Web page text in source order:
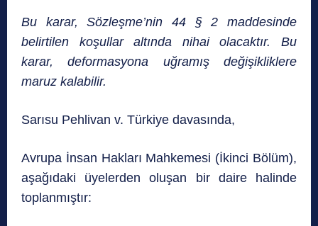
Bu karar, Sözleşme’nin 44 § 2 maddesinde
belirtilen koşullar altında nihai olacaktır. Bu
karar, deformasyona uğramış değişikliklere
maruz kalabilir.
Sarısu Pehlivan v. Türkiye davasında,
Avrupa İnsan Hakları Mahkemesi (İkinci Bölüm),
aşağıdaki üyelerden oluşan bir daire halinde
toplanmıştır: